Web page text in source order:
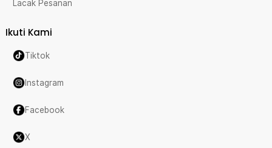
Lacak Pesanan
Ikuti Kami
Tiktok
Instagram
Facebook
X